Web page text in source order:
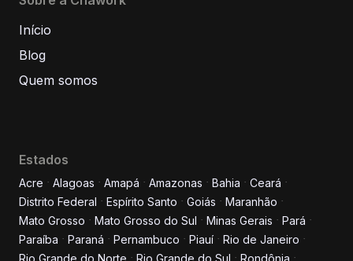
Informe seus dados para
conversar conosco!
Início
Blog
Quem somos
Estados
Acre Alagoas Amapá Amazonas Bahia
Ceará
Distrito Federal
Espírito Santo Goiás
Maranhão
Mato Grosso
Mato Grosso do Sul Minas Gerais
Pará
Paraíba
Paraná Pernambuco Piauí
Rio de Janeiro